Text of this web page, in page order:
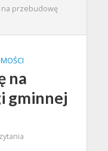
przebudowę
na
gminnej